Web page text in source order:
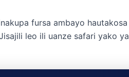
fursa ambayo hautakosa
leo ili uanze safari yako ya